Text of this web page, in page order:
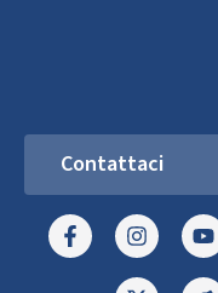
Contattaci